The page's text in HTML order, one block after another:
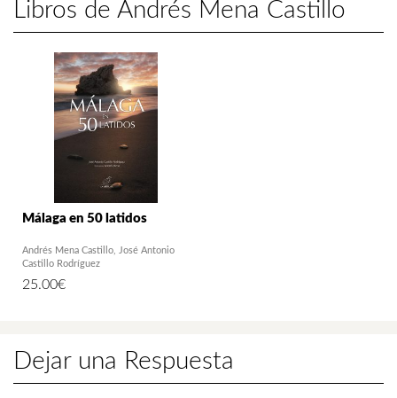
Libros de Andrés Mena Castillo
Málaga en 50 latidos
Andrés Mena Castillo
José Antonio
Castillo Rodríguez
25.00€
Dejar una Respuesta